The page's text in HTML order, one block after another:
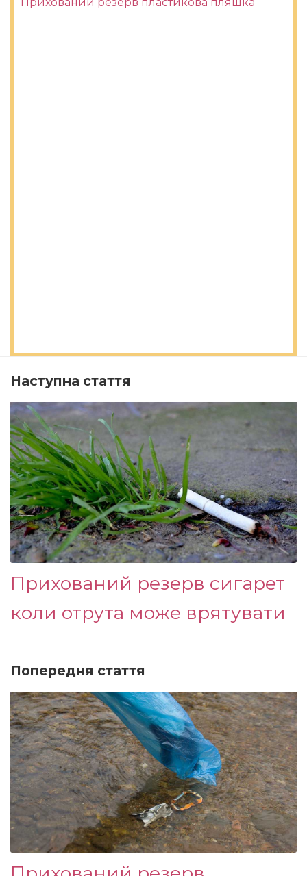
Наступна стаття
Прихований резерв сигарет
коли отрута може врятувати
Попередня стаття